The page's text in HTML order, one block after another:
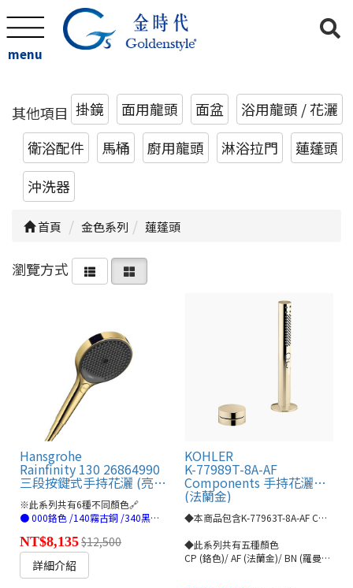
menu
其他項目 掛鏡 面用龍頭 面盆
浴用龍頭 / 花灑
衛浴配件
馬桶 廚用龍頭 淋浴拉門
蓮蓬頭
沖洗器
首頁 金色系列 蓮蓬頭
瀏覽方式
Hansgrohe
Rainfinity 130 26864990
三段按鍵式手持花灑 (亮金)
※此系列共有6種不同顏色🔗
● 000鉻色 /140霧古銅 /340黑鉻 /670霧黑 /700霧白 /990亮金 (連結)
NT$8,135$12,500
詳細介紹
KOHLER
K-77989T-8A-AF
Components 手持花灑含控制開關
(法蘭金)
◆本商品包含K-77963T-8A-AF Components 推控式圓型把手
◆此系列共有五種顏色
CP (鉻色)/ AF (法蘭金)/ BN (羅曼銀)/ RGD (玫瑰金)/ 3GC (黑鉻金)